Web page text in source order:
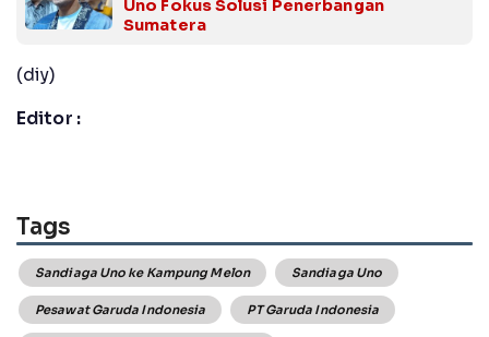
Uno Fokus Solusi Penerbangan
Sumatera
(diy)
Editor :
Tags
Sandiaga Uno ke Kampung Melon Sandiaga Uno
Pesawat Garuda Indonesia PT Garuda Indonesia